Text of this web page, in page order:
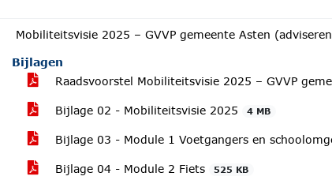
Mobiliteitsvisie 2025 – GVVP gemeente Asten
Bijlagen
Raadsvoorstel Mobiliteitsvisie 2025 – GVVP
Bijlage 02 - Mobiliteitsvisie 2025 4 MB
Bijlage 03 - Module 1 Voetgangers en
Bijlage 04 - Module 2 Fiets 525 KB